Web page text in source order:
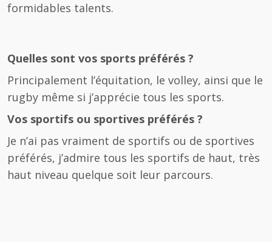
formidables talents.
Quelles sont vos sports préférés ?
Principalement l’équitation, le volley, ainsi que le
rugby même si j’apprécie tous les sports.
Vos sportifs ou sportives préférés ?
Je n’ai pas vraiment de sportifs ou de sportives
préférés, j’admire tous les sportifs de haut, très
haut niveau quelque soit leur parcours.